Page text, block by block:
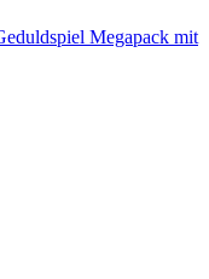
Megapack mit